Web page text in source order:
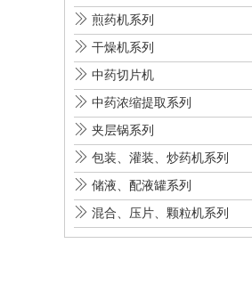
 煎药机系列
 干燥机系列
 中药切片机
 中药浓缩提取系列
 夹层锅系列
 包装、灌装、炒药机系列
 储液、配液罐系列
 混合、压片、颗粒机系列